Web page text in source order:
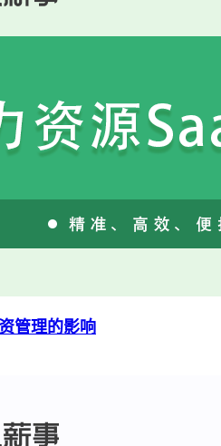
管理的影响